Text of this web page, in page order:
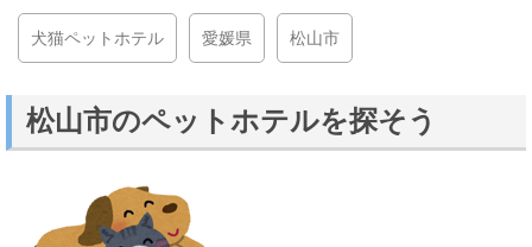
犬猫ペットホテル 愛媛県 松山市
松山市のペットホテルを探そう